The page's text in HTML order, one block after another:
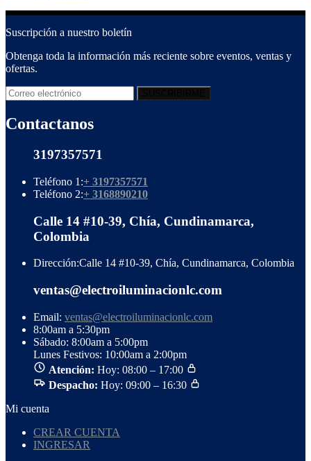
Suscripción a nuestro boletín
Obtenga toda la información más reciente sobre eventos, ventas y
ofertas.
Contactanos
3197357571
Teléfono 1:+ 3197357571
Teléfono 2:+ 3168890210
Calle 14 #10-39, Chía, Cundinamarca,
Colombia
Dirección:Calle 14 #10-39, Chía, Cundinamarca, Colombia
ventas@electroiluminacionlc.com
Email: ventas@electroiluminacionlc.com
8:00am a 5:30pm
Sábado: 8:00am a 5:00pm
Lunes Festivos: 10:00am a 2:00pm
Atención: Hoy: 08:00 – 17:00
Despacho: Hoy: 09:00 – 16:30
Mi cuenta
CREAR CUENTA
INGRESAR